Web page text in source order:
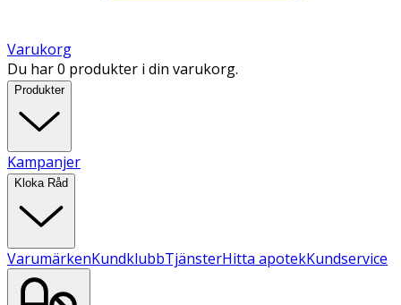
Varukorg
Du har 0 produkter i din varukorg.
Produkter
Kampanjer
Kloka Råd
VarumärkenKundklubbTjänsterHitta apotekKundservice